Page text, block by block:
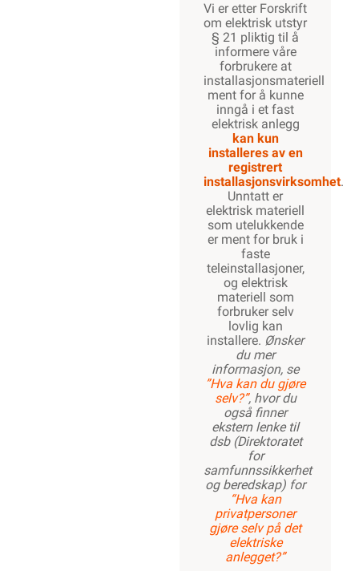
Vi er etter Forskrift
om elektrisk utstyr
§ 21 pliktig til å
informere våre
forbrukere at
installasjonsmateriell
ment for å kunne
inngå i et fast
elektrisk anlegg
kan kun
installeres av en
registrert
installasjonsvirksomhet.
Unntatt er
elektrisk materiell
som utelukkende
er ment for bruk i
faste
teleinstallasjoner,
og elektrisk
materiell som
forbruker selv
lovlig kan
installere. Ønsker
du mer
informasjon, se
”Hva kan du gjøre
selv?”, hvor du
også finner
ekstern lenke til
dsb (Direktoratet
for
samfunnssikkerhet
og beredskap) for
“Hva kan
privatpersoner
gjøre selv på det
elektriske
anlegget?”